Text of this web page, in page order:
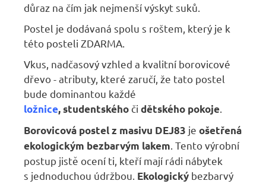
důraz na čím jak nejmenší výskyt suků.
Postel je dodávaná spolu s roštem, který je k
této posteli ZDARMA.
Vkus, nadčasový vzhled a kvalitní borovicové
dřevo - atributy, které zaručí, že tato postel
bude dominantou každé
ložnice,studentskéhoči dětského pokoje.
Borovicová postel z masivu DEJ83 je ošetřená
ekologickým bezbarvým lakem. Tento výrobní
postup jistě ocení ti, kteří mají rádi nábytek
s jednoduchou údržbou. Ekologický bezbarvý